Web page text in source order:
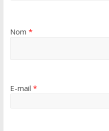
Nom *
E-mail *